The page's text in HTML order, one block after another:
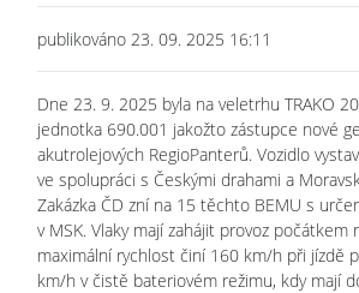
publikováno 23. 09. 2025 16:11
Dne 23. 9. 2025 byla na veletrhu TRAKO
jednotka 690.001 jakožto zástupce nové
akutrolejových RegioPanterů. Vozidlo
ve spolupráci s Českými drahami a
Zakázka ČD zní na 15 těchto BEMU s
v MSK. Vlaky mají zahájit provoz počátkem
maximální rychlost činí 160 km/h při jízdě
km/h v čistě bateriovém režimu, kdy mají